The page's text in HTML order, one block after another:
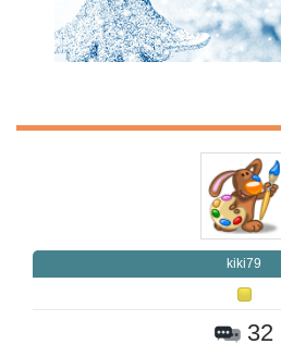
kiki79
32